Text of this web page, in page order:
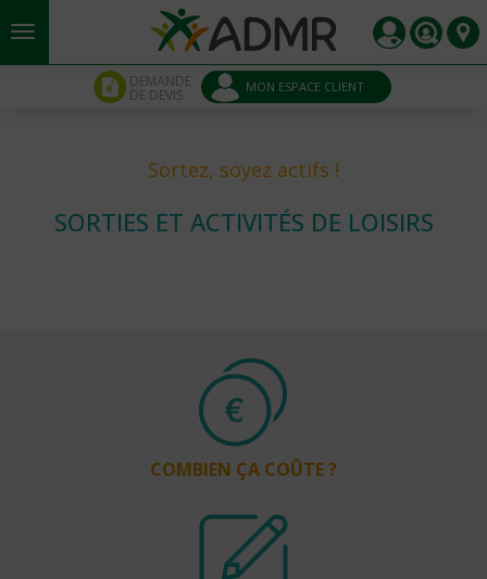
Aller au contenu principal
DEMANDE
DE DEVIS MON ESPACE CLIENT
Sortez, soyez actifs !
SORTIES ET ACTIVITÉS DE LOISIRS
COMBIEN ÇA COÛTE ?
Panneau de gestion des cookies